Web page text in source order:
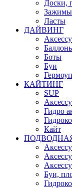
Доски,
Зажимы
Ласты
ДАЙВИНГ
Боты
Буи
КАЙТИНГ
SUP
Гидро
Кайт
Буи,